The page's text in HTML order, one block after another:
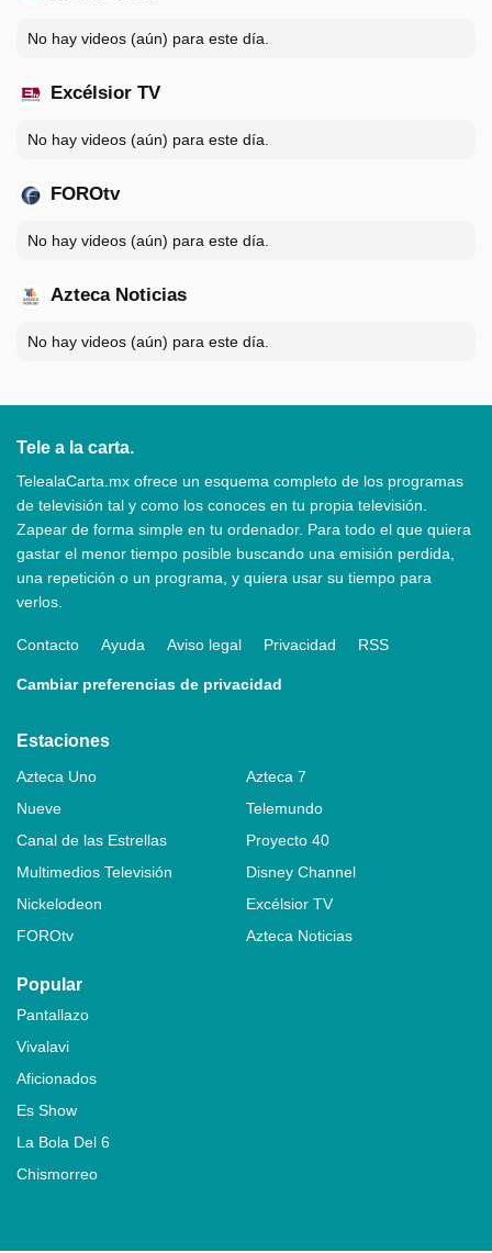
No hay videos (aún) para este día.
Excélsior TV
No hay videos (aún) para este día.
FOROtv
No hay videos (aún) para este día.
Azteca Noticias
No hay videos (aún) para este día.
Tele a la carta.
TelealaCarta.mx ofrece un esquema completo de los programas
de televisión tal y como los conoces en tu propia televisión.
Zapear de forma simple en tu ordenador. Para todo el que quiera
gastar el menor tiempo posible buscando una emisión perdida,
una repetición o un programa, y quiera usar su tiempo para
verlos.
Contacto Ayuda Aviso legal Privacidad RSS
Cambiar preferencias de privacidad
Estaciones
Azteca Uno
Azteca 7
Nueve
Telemundo
Canal de las Estrellas
Proyecto 40
Multimedios Televisión
Disney Channel
Nickelodeon
Excélsior TV
FOROtv
Azteca Noticias
Popular
Pantallazo
Vivalavi
Aficionados
Es Show
La Bola Del 6
Chismorreo